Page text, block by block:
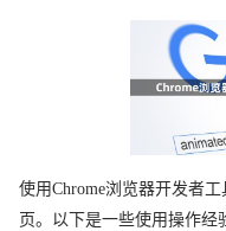
使用Chrome浏览器开发者
页。以下是一些使用操作经